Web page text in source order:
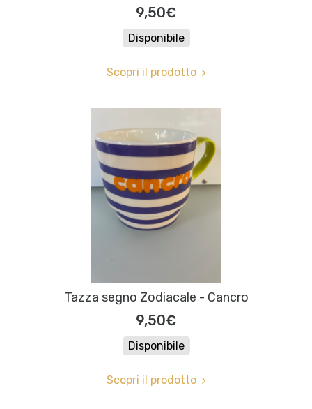
9,50€
Disponibile
Scopri il prodotto
Tazza segno Zodiacale - Cancro
9,50€
Disponibile
Scopri il prodotto